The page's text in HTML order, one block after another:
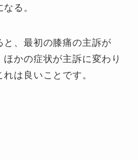
る。
と、最初の膝痛の主訴が
かの症状が主訴に変わり
は良いことです。